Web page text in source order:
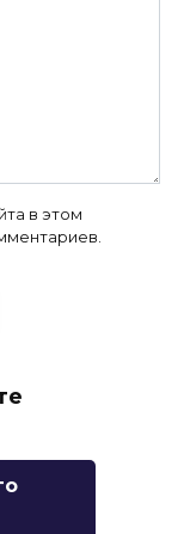
в этом